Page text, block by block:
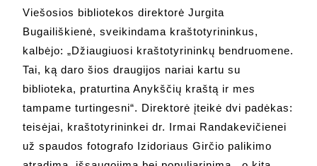
Viešosios bibliotekos direktorė Jurgita
Bugailiškienė, sveikindama kraštotyrininkus,
kalbėjo: „Džiaugiuosi kraštotyrininkų bendruomene.
Tai, ką daro šios draugijos nariai kartu su
biblioteka, praturtina Anykščių kraštą ir mes
tampame turtingesni“. Direktorė įteikė dvi padėkas:
teisėjai, kraštotyrininkei dr. Irmai Randakevičienei
už spaudos fotografo Izidoriaus Girčio palikimo